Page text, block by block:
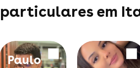
particulares em
Paulo